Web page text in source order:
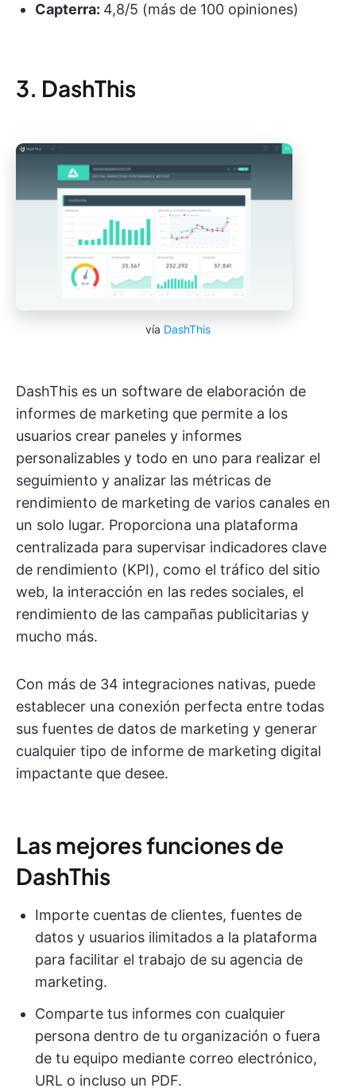
Capterra: 4,8/5 (más de 100 opiniones)
3. DashThis
vía DashThis
DashThis es un software de elaboración de
informes de marketing que permite a los
usuarios crear paneles y informes
personalizables y todo en uno para realizar el
seguimiento y analizar las métricas de
rendimiento de marketing de varios canales en
un solo lugar. Proporciona una plataforma
centralizada para supervisar indicadores clave
de rendimiento (KPI), como el tráfico del sitio
web, la interacción en las redes sociales, el
rendimiento de las campañas publicitarias y
mucho más.
Con más de 34 integraciones nativas, puede
establecer una conexión perfecta entre todas
sus fuentes de datos de marketing y generar
cualquier tipo de informe de marketing digital
impactante que desee.
Las mejores funciones de
DashThis
Importe cuentas de clientes, fuentes de
datos y usuarios ilimitados a la plataforma
para facilitar el trabajo de su agencia de
marketing.
Comparte tus informes con cualquier
persona dentro de tu organización o fuera
de tu equipo mediante correo electrónico,
URL o incluso un PDF.